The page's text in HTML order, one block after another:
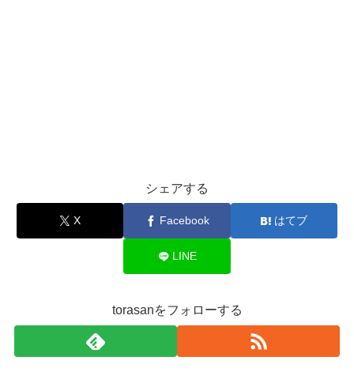
シェアする
X Facebook はてブ
LINE
torasanをフォローする